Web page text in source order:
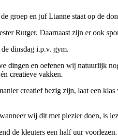
groep en juf Lianne staat op de
Rutger. Daarnaast zijn er ook
dinsdag i.p.v. gym.
dingen en oefenen wij natuurlijk
creatieve vakken.
creatief bezig zijn, laat een
wij dit met plezier doen, is
de kleuters een half uur